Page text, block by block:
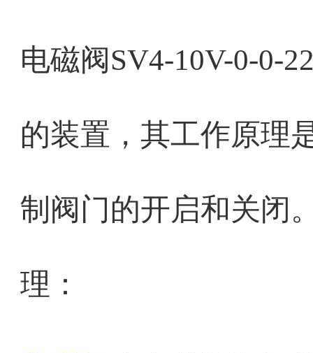
电磁阀SV4-10V-0-0-
的装置，其工作原理
制阀门的开启和关闭
理：